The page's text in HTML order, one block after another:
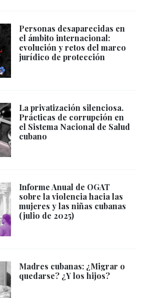
Personas desaparecidas en
el ámbito internacional:
evolución y retos del marco
jurídico de protección
La privatización silenciosa.
Prácticas de corrupción en
el Sistema Nacional de Salud
cubano
Informe Anual de OGAT
sobre la violencia hacia las
mujeres y las niñas cubanas
(julio de 2025)
Madres cubanas: ¿Migrar o
quedarse? ¿Y los hijos?